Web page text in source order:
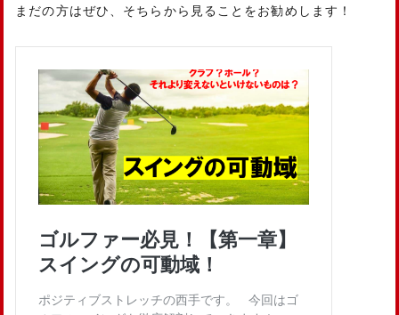
まだの方はぜひ、そちらから見ることをお勧めします！